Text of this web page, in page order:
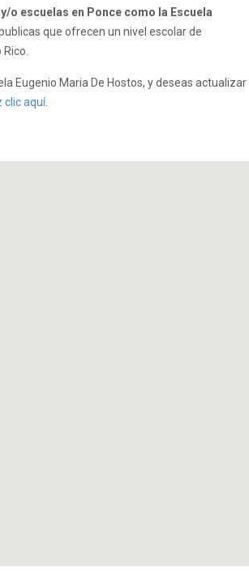
o escuelas en Ponce como la Escuela
que ofrecen un nivel escolar de
Eugenio Maria De Hostos, y deseas actualizar
clic aquí.